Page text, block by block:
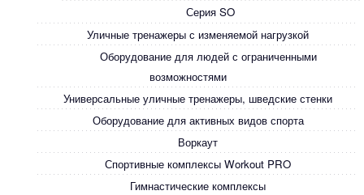
Серия SO
Уличные тренажеры с изменяемой нагрузкой
Оборудование для людей с ограниченными
возможностями
Универсальные уличные тренажеры, шведские стенки
Оборудование для активных видов спорта
Воркаут
Спортивные комплексы Workout PRO
Гимнастические комплексы